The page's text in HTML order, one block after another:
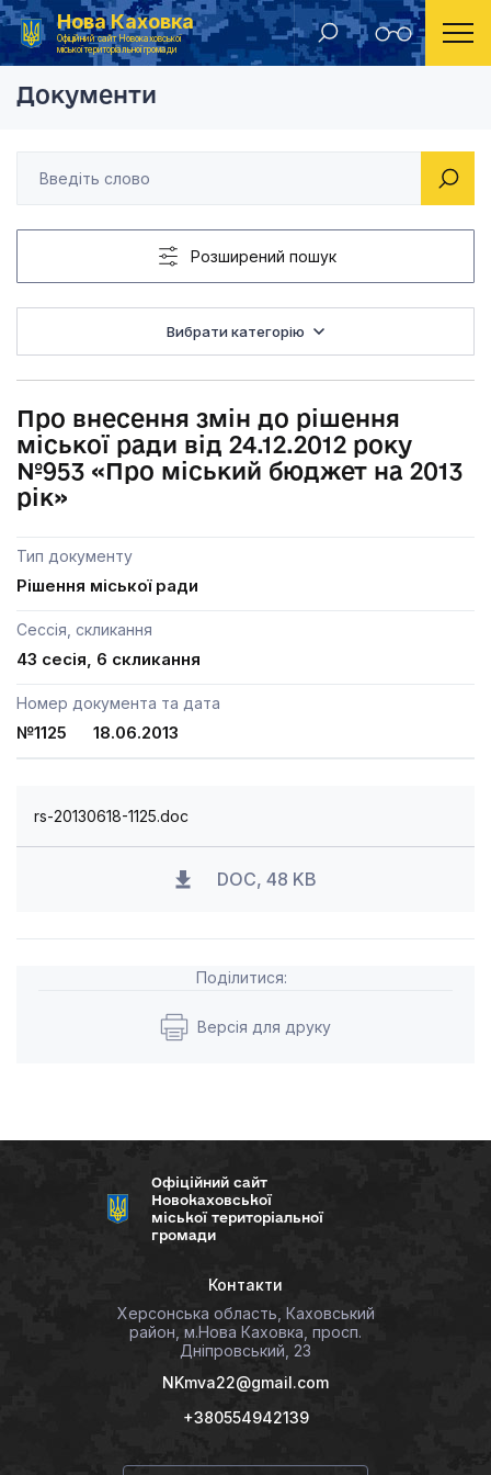
Нова Каховка
Офіційний сайт Новокаховської
міської територіальної громади
Головна Рішення Новокаховської міської ради 2013 рік Про внесення змін
Документи
Розширений пошук
Вибрати категорію
Про внесення змін до рішення
міської ради від 24.12.2012 року
№953 «Про міський бюджет на 2013
рік»
Тип документу
Рішення міської ради
Сессія, скликання
43 сесія, 6 скликання
Номер документа та дата
№1125 18.06.2013
rs-20130618-1125.doc
DOC, 48 KB
Поділитися:
Версія для друку
Офіційний сайт
Новокаховської
міської територіальної
громади
Контакти
Херсонська область, Каховський
район, м.Нова Каховка, просп.
Дніпровський, 23
NKmva22@gmail.com
+380554942139